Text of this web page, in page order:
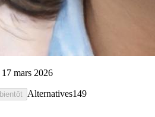
17 mars 2026
bientôt Alternatives149